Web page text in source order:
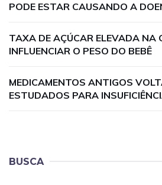
PODE ESTAR CAUSANDO A
TAXA DE AÇÚCAR ELEVADA NA
INFLUENCIAR O PESO DO BEBÊ
MEDICAMENTOS ANTIGOS
ESTUDADOS PARA
BUSCA